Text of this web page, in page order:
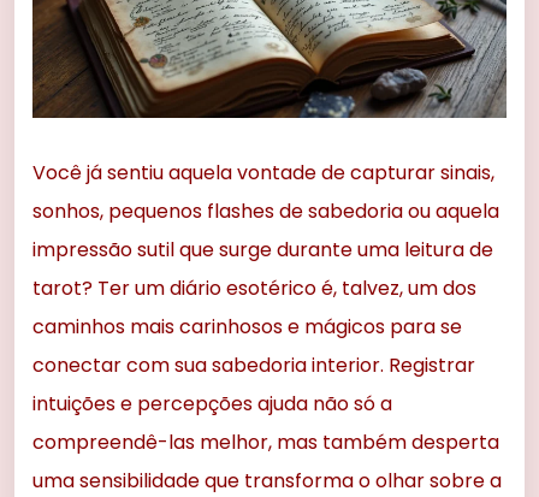
Você já sentiu aquela vontade de capturar sinais,
sonhos, pequenos flashes de sabedoria ou aquela
impressão sutil que surge durante uma leitura de
tarot? Ter um diário esotérico é, talvez, um dos
caminhos mais carinhosos e mágicos para se
conectar com sua sabedoria interior. Registrar
intuições e percepções ajuda não só a
compreendê-las melhor, mas também desperta
uma sensibilidade que transforma o olhar sobre a